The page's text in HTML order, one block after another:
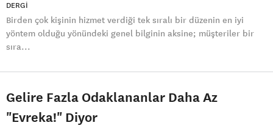
DERGI
Birden çok kişinin hizmet verdiği tek sıralı bir düzenin en iyi
yöntem olduğu yönündeki genel bilginin aksine; müşteriler bir
sıra...
Gelire Fazla Odaklananlar Daha Az
"Evreka!" Diyor